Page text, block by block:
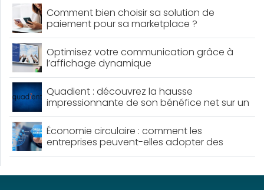
Comment bien choisir sa solution de
paiement pour sa marketplace ?
Optimisez votre communication grâce à
l’affichage dynamique
Quadient : découvrez la hausse
impressionnante de son bénéfice net sur un
an !
Économie circulaire : comment les
entreprises peuvent-elles adopter des
pratiques durables ?